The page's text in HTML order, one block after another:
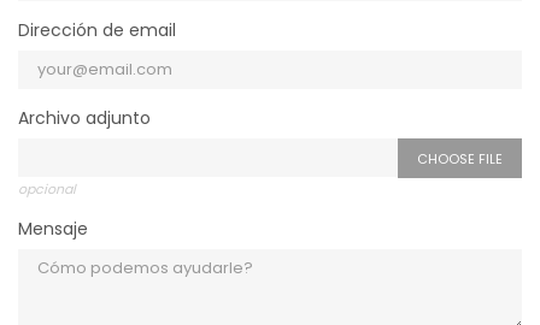
Dirección de email
Archivo adjunto
CHOOSE FILE
opcional
Mensaje